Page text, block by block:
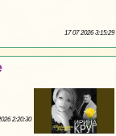
17 07 2026 3:15:29
2:20:30